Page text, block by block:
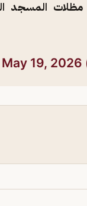
المسجد
May 19, 2026